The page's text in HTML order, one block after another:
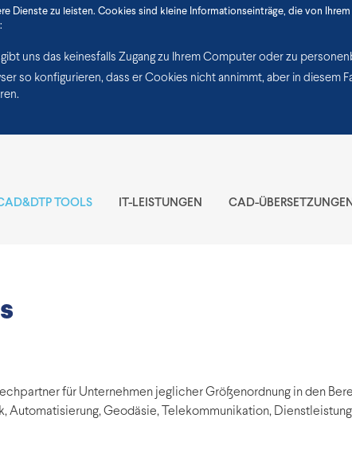
Dienste zu leisten. Cookies sind kleine Informationseinträge, die von
uns das keinesfalls Zugang zu Ihrem Computer oder zu
so konfigurieren, dass er Cookies nicht annimmt, aber in diesem
TOOLS IT-LEISTUNGEN CAD-ÜBERSETZUNGEN
für Unternehmen jeglicher Größenordnung in den
Automatisierung, Geodäsie, Telekommunikation,